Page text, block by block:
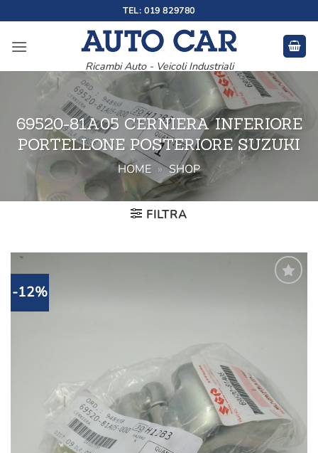
ai
contenuti
TEL: 019 829780
Ricambi Auto - Veicoli Industriali
69520-81A05 CERNIERA INFERIORE
PORTELLONE POSTERIORE SUZUKI
HOME » SHOP
FILTRA
-12%